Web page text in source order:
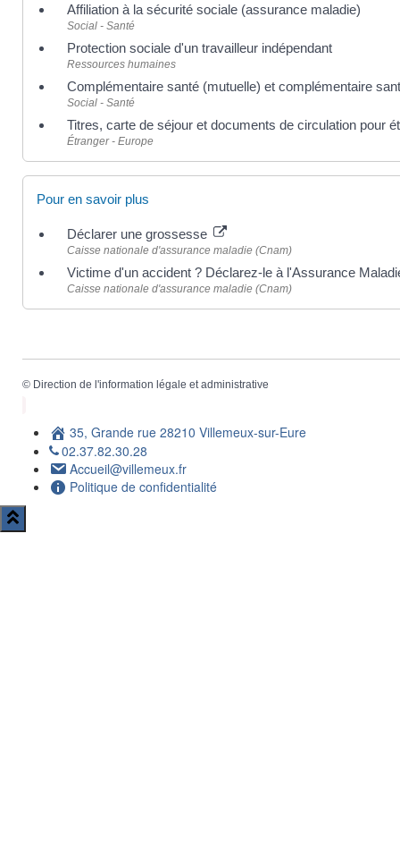
Affiliation à la sécurité sociale (assurance maladie)
Social - Santé
Protection sociale d'un travailleur indépendant
Ressources humaines
Complémentaire santé (mutuelle) et complémentaire
Social - Santé
Titres, carte de séjour et documents de circulation pour
Étranger - Europe
Pour en savoir plus
Déclarer une grossesse
Caisse nationale d'assurance maladie (Cnam)
Victime d'un accident ? Déclarez-le à l'Assurance
Caisse nationale d'assurance maladie (Cnam)
© Direction de l'information légale et administrative
35, Grande rue 28210 Villemeux-sur-Eure
02.37.82.30.28
Accueil@villemeux.fr
Politique de confidentialité